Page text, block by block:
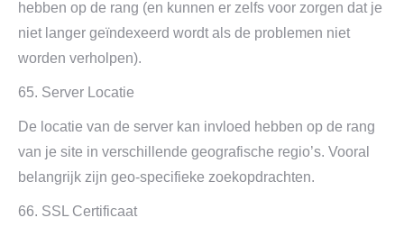
hebben op de rang (en kunnen er zelfs voor zorgen dat je
niet langer geïndexeerd wordt als de problemen niet
worden verholpen).
65. Server Locatie
De locatie van de server kan invloed hebben op de rang
van je site in verschillende geografische regio’s. Vooral
belangrijk zijn geo-specifieke zoekopdrachten.
66. SSL Certificaat